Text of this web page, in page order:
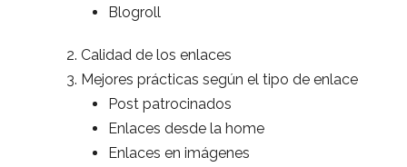
Blogroll
Calidad de los enlaces
Mejores prácticas según el tipo de enlace
Post patrocinados
Enlaces desde la home
Enlaces en imágenes